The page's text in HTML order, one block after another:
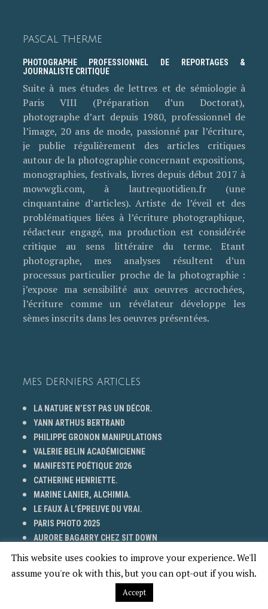
PASCAL THERME
PHOTOGRAPHE PROFESSIONNEL DE REPORTAGES &
JOURNALISTE CRITIQUE
Suite à mes études de lettres et de sémiologie à
Paris VIII (Préparation d’un Doctorat),
photographe d’art depuis 1980, professionnel de
l’image, 20 ans de mode, passionné par l’écriture,
je publie régulièrement des articles critiques
autour de la photographie concernant expositions,
monographies, festivals, livres depuis début 2017 à
mowwgli.com, à lautrequotidien.fr (une
cinquantaine d’articles). Artiste de l’éveil et des
problématiques liées à l’écriture photographique,
rédacteur engagé, ma production est considérée
critique au sens littéraire du terme. Etant
photographe, mes analyses résultent d’un
processus particulier proche de la photographie :
j’expose ma sensibilité aux oeuvres accrochées,
l’écriture comme un révélateur développe les
sèmes inscrits dans les oeuvres présentées.
MES DERNIERS ARTICLES
LA NATURE N’EST PAS UN DÉCOR.
YANN ARTHUS BERTRAND
PHILIPPE GRONON MANIPULATIONS
VALERIE BELIN ACADÉMICIENNE
MANIFESTE POÉTIQUE 2026
CATHERINE HENRIETTE.
MARINE LANIER, ALCHIMIA.
LE FAUX À L’ÉPREUVE DU VRAI.
PARIS PHOTO 2025
AURORE BAGARRY CHEZ SIT DOWN
PAOLO VENTURA
JULIETTE AGNEL PHOTODAYS
This website uses cookies to improve your experience. We'll
assume you're ok with this, but you can opt-out if you wish.
Accept